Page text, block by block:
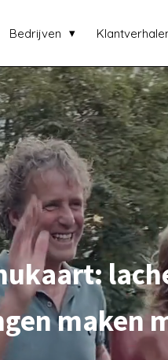
Bedrijven
maken